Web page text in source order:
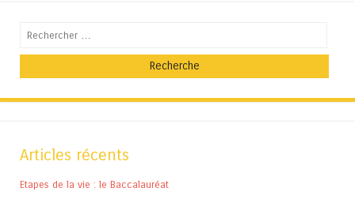
Recherche
Articles récents
Etapes de la vie : le Baccalauréat